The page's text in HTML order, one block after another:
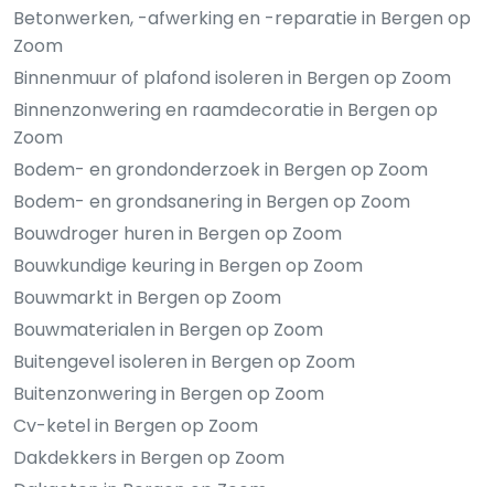
Betonwerken, -afwerking en -reparatie in Bergen op
Zoom
Binnenmuur of plafond isoleren in Bergen op Zoom
Binnenzonwering en raamdecoratie in Bergen op
Zoom
Bodem- en grondonderzoek in Bergen op Zoom
Bodem- en grondsanering in Bergen op Zoom
Bouwdroger huren in Bergen op Zoom
Bouwkundige keuring in Bergen op Zoom
Bouwmarkt in Bergen op Zoom
Bouwmaterialen in Bergen op Zoom
Buitengevel isoleren in Bergen op Zoom
Buitenzonwering in Bergen op Zoom
Cv-ketel in Bergen op Zoom
Dakdekkers in Bergen op Zoom